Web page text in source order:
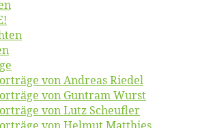
von An­dre­as Riedel
von Gun­tram Wurst
von Lutz Scheufler